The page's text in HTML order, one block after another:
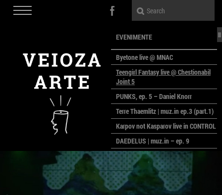
EVENIMENTE
Byetone live @ MNAC
Teengirl Fantasy live @ Chestionabil
Joint 5
PUNKS, ep. 5 – Daniel Knorr
Terre Thaemlitz | muz.in ep.3 (part.1)
Karpov not Kasparov live in CONTROL
DAEDELUS | muz.in – ep. 9
LALELE, LALELE – prima premieră a
anului la MACAZ
CinePOLSKA – filme poloneze la
București